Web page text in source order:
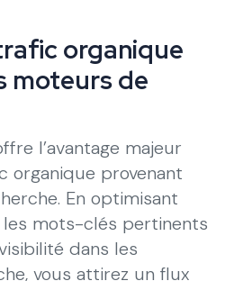
organique
moteurs de
l’avantage majeur
organique provenant
En optimisant
mots-clés pertinents
dans les
vous attirez un flux